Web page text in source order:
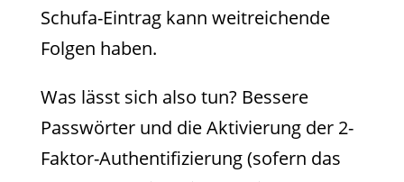
Schufa-Eintrag kann weitreichende
Folgen haben.
Was lässt sich also tun? Bessere
Passwörter und die Aktivierung der 2-
Faktor-Authentifizierung (sofern das